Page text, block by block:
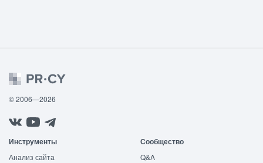
© 2006—2026
Инструменты
Анализ сайта
Сообщество
Q&A